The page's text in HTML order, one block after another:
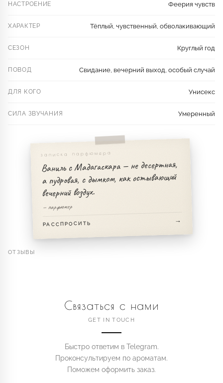
НАСТРОЕНИЕ Феерия чувств
ХАРАКТЕР Тёплый, чувственный, обволакивающий
СЕЗОН Круглый год
ПОВОД Свидание, вечерний выход, особый случай
ДЛЯ КОГО Унисекс
СИЛА ЗВУЧАНИЯ Умеренный
записка парфюмера
Ваниль с Мадагаскара — не десертная,
а пудровая, с дымком, как остывающий
вечерний воздух.
— парфюмер
РАССПРОСИТЬ
ОТЗЫВЫ
Связаться с нами
GET IN TOUCH
Быстро ответим в Telegram.
Проконсультируем по ароматам.
Поможем оформить заказ.